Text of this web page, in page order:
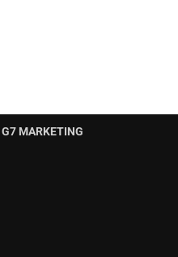
G7 MARKETING